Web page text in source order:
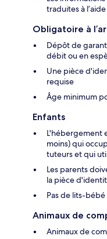
traduites à
Obligatoire à
Dépôt de
débit ou en
Une pièce
requise
Âge minimum
Enfants
L'hébergement
moins) qui
tuteurs et qui
Les parents
la pièce
Pas de lits-bébé
Animaux de
Animaux de